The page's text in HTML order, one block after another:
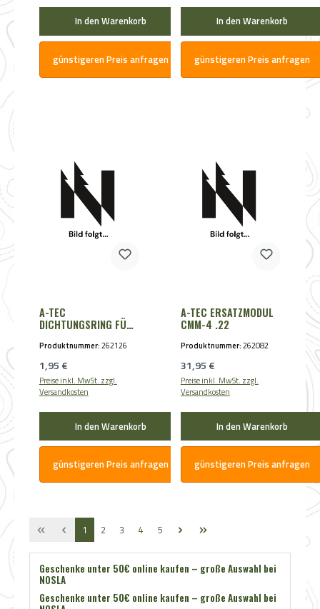
In den Warenkorb
günstigeren Preis anfragen
In den Warenkorb
günstigeren Preis anfragen
A-TEC
DICHTUNGSRING FÜR
Produktnummer:262126
Regulärer Preis:
1,95 €
Preise inkl. MwSt. zzgl.
Versandkosten
In den Warenkorb
günstigeren Preis anfragen
A-TEC ERSATZMODUL
CMM-4 .22
Produktnummer:262082
Regulärer Preis:
31,95 €
Preise inkl. MwSt. zzgl.
Versandkosten
In den Warenkorb
günstigeren Preis anfragen
Seite
1 Seite
2 Seite
3 Seite
4 Seite
5
Geschenke unter 50€ online kaufen – große Auswahl bei
NOSLA
Geschenke unter 50€ online kaufen – große Auswahl bei